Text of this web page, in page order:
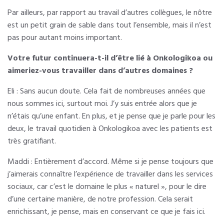
Par ailleurs, par rapport au travail d’autres collègues, le nôtre
est un petit grain de sable dans tout l’ensemble, mais il n’est
pas pour autant moins important.
Votre futur continuera-t-il d’être lié à Onkologikoa ou
aimeriez-vous travailler dans d’autres domaines ?
Eli : Sans aucun doute. Cela fait de nombreuses années que
nous sommes ici, surtout moi. J’y suis entrée alors que je
n’étais qu’une enfant. En plus, et je pense que je parle pour les
deux, le travail quotidien à Onkologikoa avec les patients est
très gratifiant.
Maddi : Entièrement d’accord. Même si je pense toujours que
j’aimerais connaître l’expérience de travailler dans les services
sociaux, car c’est le domaine le plus « naturel », pour le dire
d’une certaine manière, de notre profession. Cela serait
enrichissant, je pense, mais en conservant ce que je fais ici.